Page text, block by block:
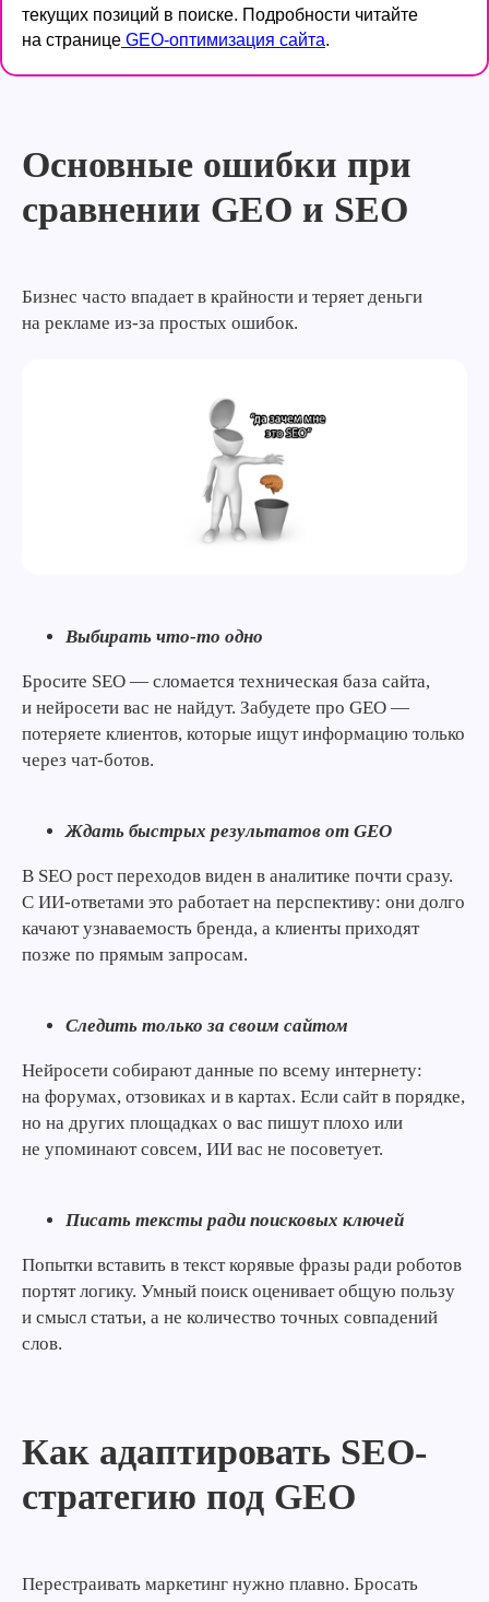
Забирай в нашем
Telegram канале
Получай лучшие статьи, кейсы
Подписаться
текущих позиций в поиске. Подробности читайте
на странице GEO-оптимизация сайта.
Основные ошибки при
сравнении GEO и SEO
Бизнес часто впадает в крайности и теряет деньги
на рекламе из-за простых ошибок.
Выбирать что-то одно
Бросите SEO — сломается техническая база сайта,
и нейросети вас не найдут. Забудете про GEO —
потеряете клиентов, которые ищут информацию только
через чат-ботов.
Ждать быстрых результатов от GEO
В SEO рост переходов виден в аналитике почти сразу.
С ИИ-ответами это работает на перспективу: они долго
качают узнаваемость бренда, а клиенты приходят
позже по прямым запросам.
Следить только за своим сайтом
Нейросети собирают данные по всему интернету:
на форумах, отзовиках и в картах. Если сайт в порядке,
но на других площадках о вас пишут плохо или
не упоминают совсем, ИИ вас не посоветует.
Писать тексты ради поисковых ключей
Попытки вставить в текст корявые фразы ради роботов
портят логику. Умный поиск оценивает общую пользу
и смысл статьи, а не количество точных совпадений
слов.
Как адаптировать SEO-
стратегию под GEO
Перестраивать маркетинг нужно плавно. Бросать